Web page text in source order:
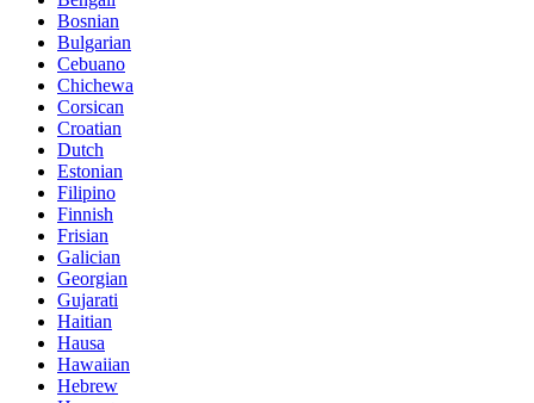
Bosnian
Bulgarian
Cebuano
Chichewa
Corsican
Croatian
Dutch
Estonian
Filipino
Finnish
Frisian
Galician
Georgian
Gujarati
Haitian
Hausa
Hawaiian
Hebrew